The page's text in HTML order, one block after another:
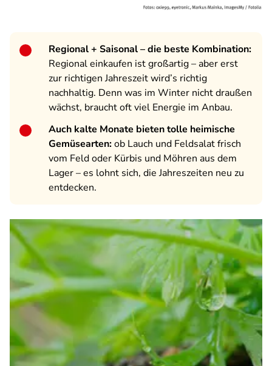
Regional + Saisonal – die beste Kombination:
Regional einkaufen ist großartig – aber erst
zur richtigen Jahreszeit wird’s richtig
nachhaltig. Denn was im Winter nicht draußen
wächst, braucht oft viel Energie im Anbau.
Auch kalte Monate bieten tolle heimische
Gemüsearten:ob Lauch und Feldsalat frisch
vom Feld oder Kürbis und Möhren aus dem
Lager – es lohnt sich, die Jahreszeiten neu zu
entdecken.